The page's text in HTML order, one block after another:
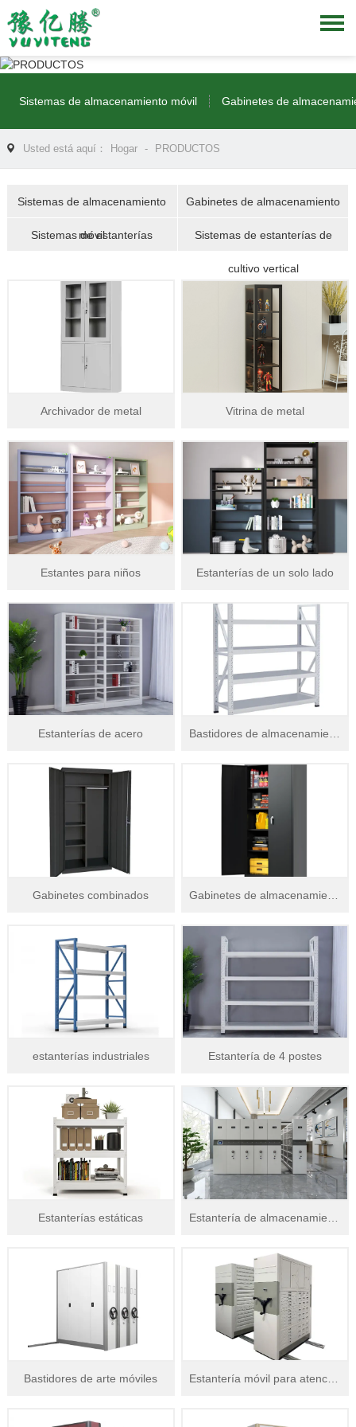
PRODUCTOS
Sistemas de almacenamiento móvil Gabinetes de
Usted está aquí： Hogar - PRODUCTOS
Sistemas de almacenamiento
móvil
Gabinetes de almacenamiento
Sistemas de estanterías Sistemas de estanterías de
cultivo vertical
Archivador de metal Vitrina de metal
Estantes para niños Estanterías de un solo lado
Estanterías de acero Bastidores de almacenamiento industriales
Gabinetes combinados
estanterías industriales Estantería de 4 postes
Estanterías estáticas
Bastidores de arte móviles